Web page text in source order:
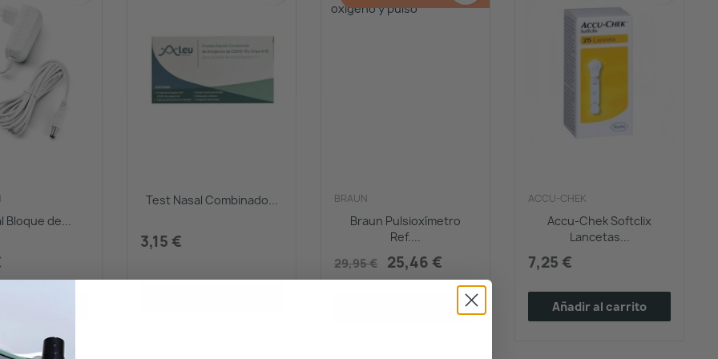
Bloque de...
Test Nasal Combinado...
3,15 €
BRAUN
Braun Pulsioxímetro
Ref....
29,95 €
25,46 €
ACCU-CHEK
Accu-Chek Softclix
Lancetas...
7,25 €
Añadir al carrito